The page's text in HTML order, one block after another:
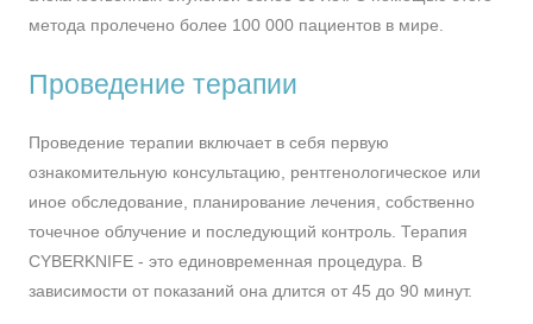
метода пролечено более 100 000 пациентов в мире.
Проведение терапии
Проведение терапии включает в себя первую
ознакомительную консультацию, рентгенологическое или
иное обследование, планирование лечения, собственно
точечное облучение и последующий контроль. Терапия
CYBERKNIFE - это единовременная процедура. В
зависимости от показаний она длится от 45 до 90 минут.